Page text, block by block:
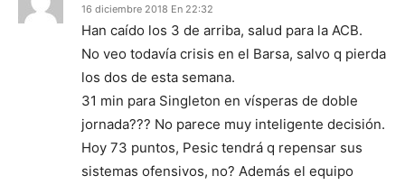
16 diciembre 2018 En 22:32
Han caído los 3 de arriba, salud para la ACB.
No veo todavía crisis en el Barsa, salvo q pierda
los dos de esta semana.
31 min para Singleton en vísperas de doble
jornada??? No parece muy inteligente decisión.
Hoy 73 puntos, Pesic tendrá q repensar sus
sistemas ofensivos, no? Además el equipo